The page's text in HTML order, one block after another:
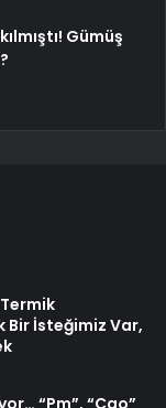
Gümüş
Bir İsteğimiz Var,
“Pm”, “Cao”